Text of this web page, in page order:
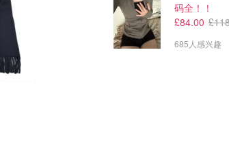
码全！！
£84.00
685人感兴趣